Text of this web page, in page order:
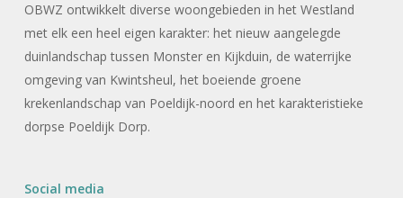
OBWZ ontwikkelt diverse woongebieden in het Westland
met elk een heel eigen karakter: het nieuw aangelegde
duinlandschap tussen Monster en Kijkduin, de waterrijke
omgeving van Kwintsheul, het boeiende groene
krekenlandschap van Poeldijk-noord en het karakteristieke
dorpse Poeldijk Dorp.
Social media